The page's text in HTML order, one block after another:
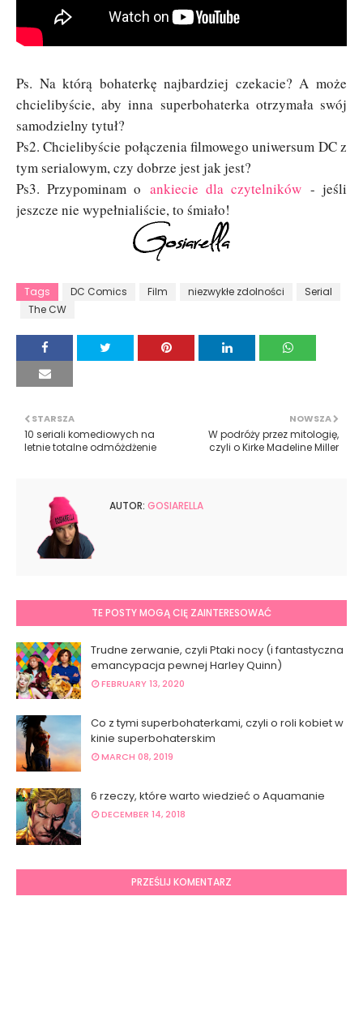
Ps. Na którą bohaterkę najbardziej czekacie? A może
chcielibyście, aby inna superbohaterka otrzymała swój
samodzielny tytuł?
Ps2. Chcielibyście połączenia filmowego uniwersum DC z
tym serialowym, czy dobrze jest jak jest?
Ps3. Przypominam o ankiecie dla czytelników - jeśli
jeszcze nie wypełnialiście, to śmiało!
Tags DC Comics Film niezwykłe zdolności
Serial
The CW
NOWSZA
W podróży przez mitologię,
czyli o Kirke Madeline Miller
STARSZA
10 seriali komediowych na
letnie totalne odmóżdżenie
AUTOR: GOSIARELLA
TE POSTY MOGĄ CIĘ ZAINTERESOWAĆ
Trudne zerwanie, czyli Ptaki nocy (i fantastyczna
emancypacja pewnej Harley Quinn)
FEBRUARY 13, 2020
Co z tymi superbohaterkami, czyli o roli kobiet w
kinie superbohaterskim
MARCH 08, 2019
6 rzeczy, które warto wiedzieć o Aquamanie
DECEMBER 14, 2018
PRZEŚLIJ KOMENTARZ